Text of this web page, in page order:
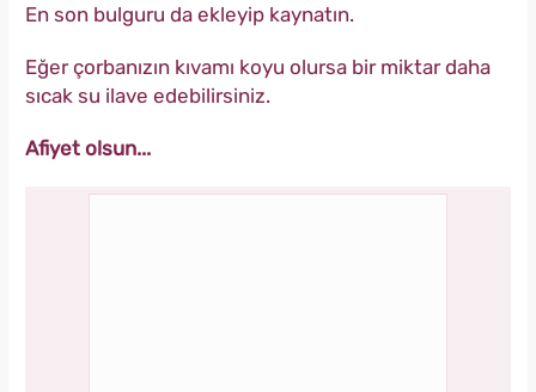
En son bulguru da ekleyip kaynatın.
Eğer çorbanızın kıvamı koyu olursa bir miktar daha
sıcak su ilave edebilirsiniz.
Afiyet olsun...